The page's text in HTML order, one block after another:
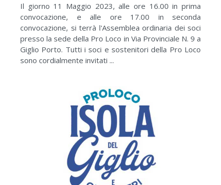
Il giorno 11 Maggio 2023, alle ore 16.00 in prima
convocazione, e alle ore 17.00 in seconda
convocazione, si terrà l'Assemblea ordinaria dei soci
presso la sede della Pro Loco in Via Provinciale N. 9 a
Giglio Porto. Tutti i soci e sostenitori della Pro Loco
sono cordialmente invitati ...